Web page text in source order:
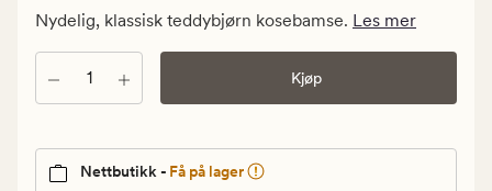
kr.
Nydelig, klassisk teddybjørn kosebamse. Les mer
Antall Kjøp
Nettbutikk - Få på lager